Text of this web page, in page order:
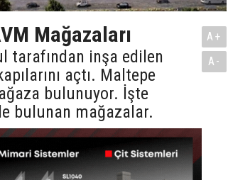
Mağazaları
tarafından inşa edilen
açtı. Maltepe
bulunuyor. İşte
bulunan mağazalar.
A+
A-